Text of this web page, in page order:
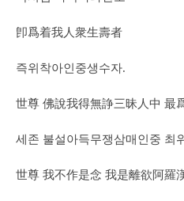
卽爲着我人衆生壽者
즉위착아인중생수자.
世尊 佛說我得無諍三昧人中 最
세존 불설아득무쟁삼매인중 최
世尊 我不作是念 我是離欲阿羅